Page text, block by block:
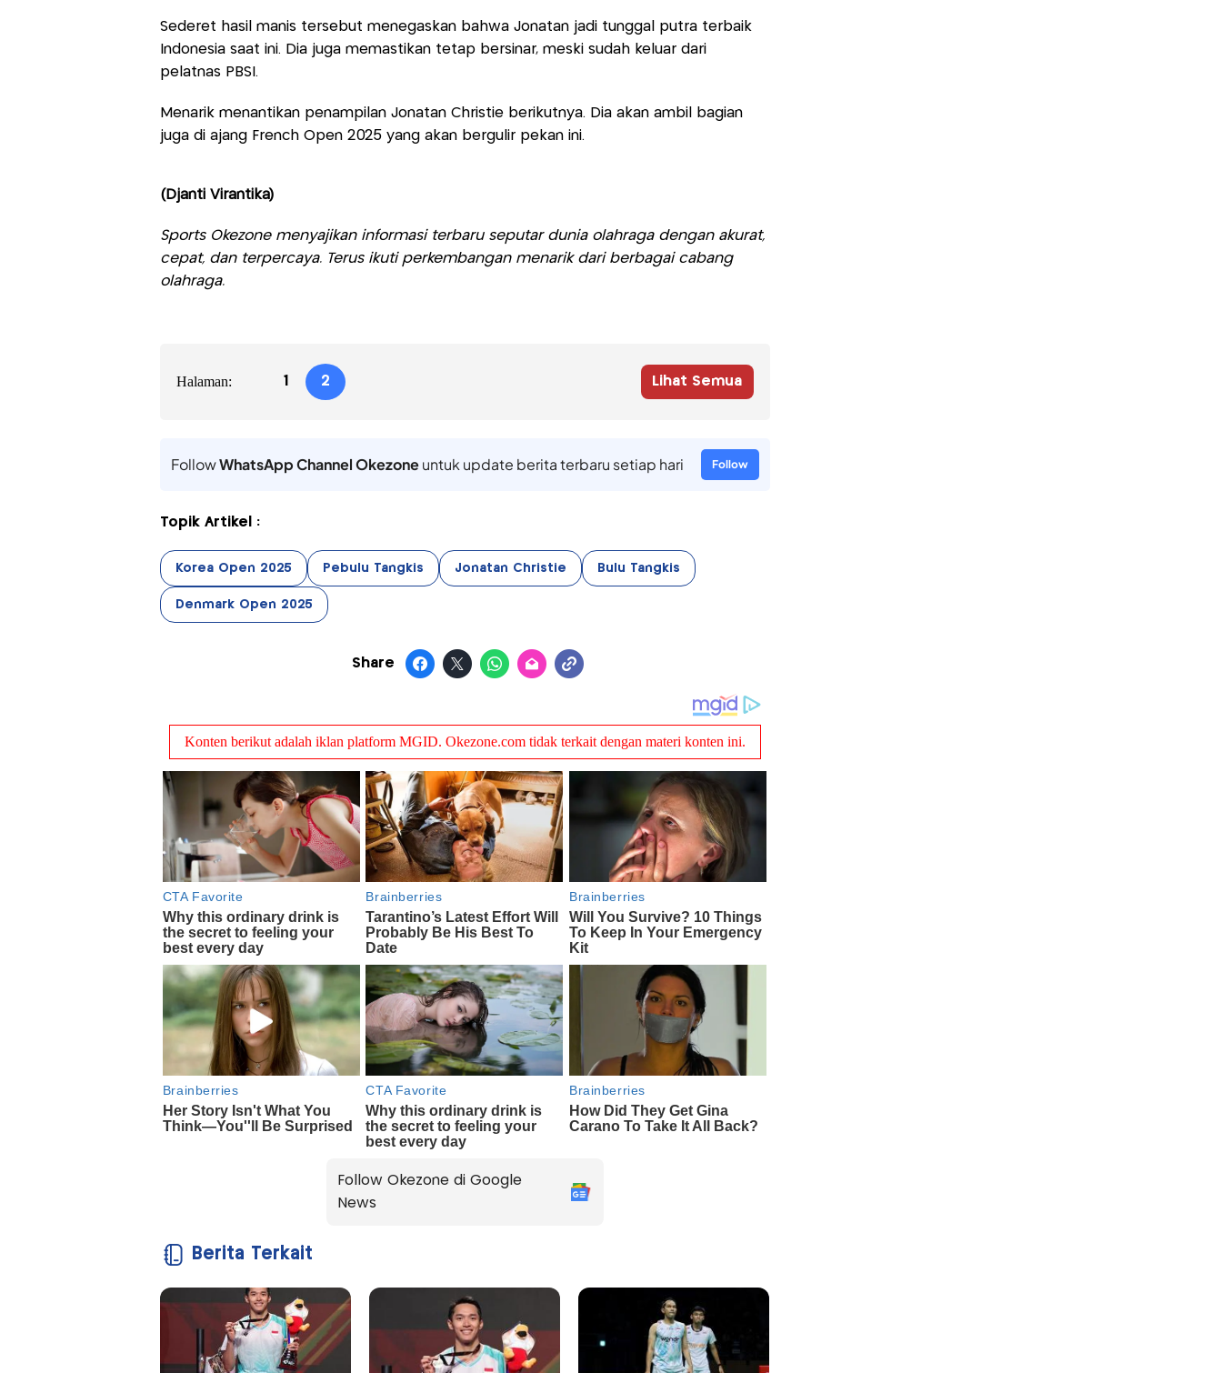
Sederet hasil manis tersebut menegaskan bahwa Jonatan jadi tunggal putra terbaik
Indonesia saat ini. Dia juga memastikan tetap bersinar, meski sudah keluar dari
pelatnas PBSI.
Menarik menantikan penampilan Jonatan Christie berikutnya. Dia akan ambil bagian
juga di ajang French Open 2025 yang akan bergulir pekan ini.
(Djanti Virantika)
Sports Okezone menyajikan informasi terbaru seputar dunia olahraga dengan akurat,
cepat, dan terpercaya. Terus ikuti perkembangan menarik dari berbagai cabang
olahraga.
Halaman: 1 2 Lihat Semua
FollowWhatsApp Channel Okezoneuntuk update berita terbaru setiap hari Follow
Topik Artikel :
Korea Open 2025 Pebulu Tangkis Jonatan Christie Bulu Tangkis
Denmark Open 2025
Share
Follow Okezone di Google
News
Berita Terkait